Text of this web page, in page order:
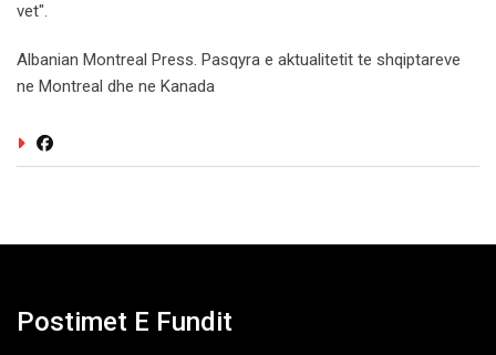
vet".
Albanian Montreal Press. Pasqyra e aktualitetit te shqiptareve
ne Montreal dhe ne Kanada
Postimet E Fundit